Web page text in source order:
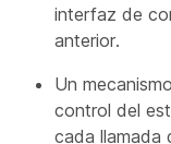
interfaz de
anterior.
Un
control del
cada llamada